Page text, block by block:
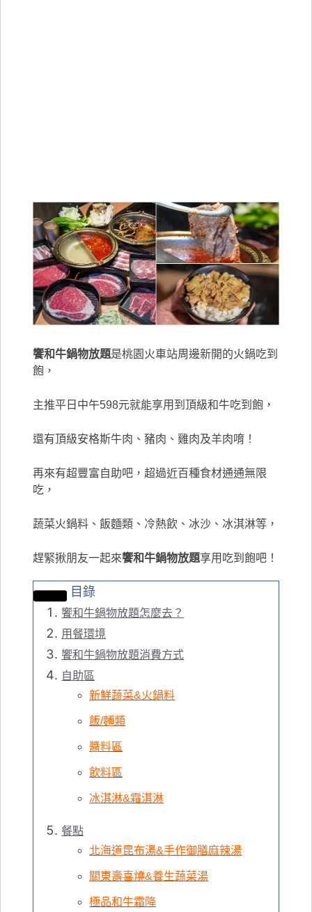
饗和牛鍋物放題是桃園火車站周邊新開的火鍋吃到
飽，
主推平日中午598元就能享用到頂級和牛吃到飽，
還有頂級安格斯牛肉、豬肉、雞肉及羊肉唷！
再來有超豐富自助吧，超過近百種食材通通無限
吃，
蔬菜火鍋料、飯麵類、冷熱飲、冰沙、冰淇淋等，
趕緊揪朋友一起來饗和牛鍋物放題享用吃到飽吧！
目錄
饗和牛鍋物放題怎麼去？
用餐環境
饗和牛鍋物放題消費方式
自助區
新鮮蔬菜&火鍋料
飯/麵類
醬料區
飲料區
冰淇淋&霜淇淋
餐點
北海道昆布湯&手作御膳麻辣湯
關東壽喜燒&養生蔬菜湯
極品和牛霜降